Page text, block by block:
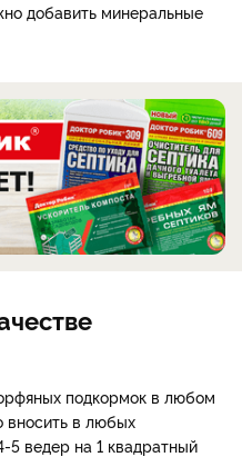
добавить минеральные
подкормок в любом
вносить в любых
5 ведер на 1 квадратный